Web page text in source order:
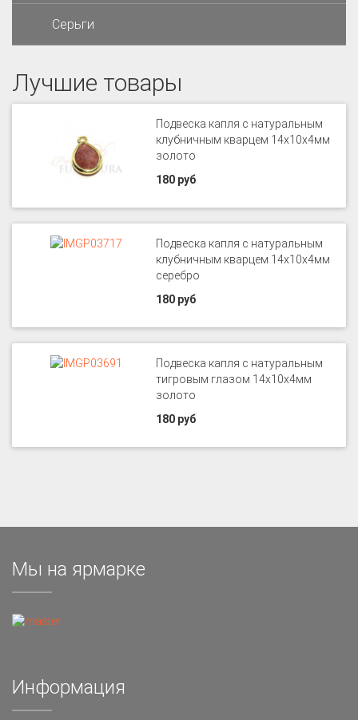
Серьги
Лучшие товары
Подвеска капля с натуральным
клубничным кварцем 14х10х4мм
золото
180 руб
Подвеска капля с натуральным
клубничным кварцем 14х10х4мм
серебро
180 руб
Подвеска капля с натуральным
тигровым глазом 14х10х4мм
золото
180 руб
Мы на ярмарке
Информация